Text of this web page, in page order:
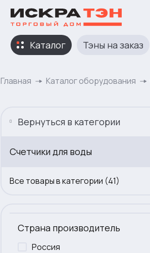
Каталог Тэны на заказ
Главная Каталог оборудования
Вернуться в категории
Счетчики для воды
Все товары в категории (41)
Страна производитель
Россия